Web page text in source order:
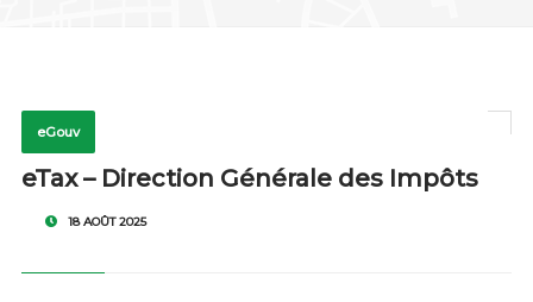
eGouv
eTax – Direction Générale des Impôts
18 AOÛT 2025